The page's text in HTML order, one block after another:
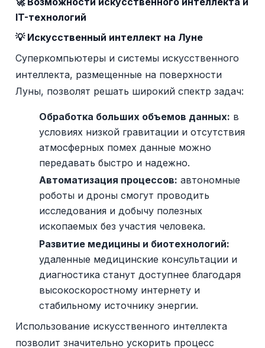
IT-технологий
💡 Искусственный интеллект на Луне
Суперкомпьютеры и системы искусственного
интеллекта, размещенные на поверхности
Луны, позволят решать широкий спектр задач:
Обработка больших объемов данных: в
условиях низкой гравитации и отсутствия
атмосферных помех данные можно
передавать быстро и надежно.
Автоматизация процессов: автономные
роботы и дроны смогут проводить
исследования и добычу полезных
ископаемых без участия человека.
Развитие медицины и биотехнологий:
удаленные медицинские консультации и
диагностика станут доступнее благодаря
высокоскоростному интернету и
стабильному источнику энергии.
Использование искусственного интеллекта
позволит значительно ускорить процесс